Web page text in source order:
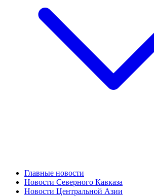
Главные новости
Новости Северного Кавказа
Новости Центральной Азии